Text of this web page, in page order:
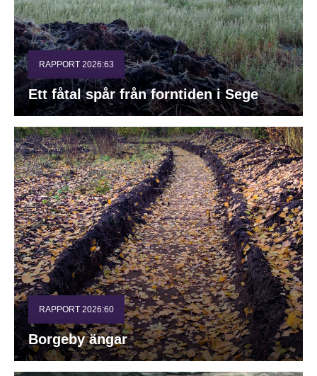
RAPPORT 2026:63
Ett fåtal spår från forntiden i Sege
RAPPORT 2026:60
Borgeby ängar